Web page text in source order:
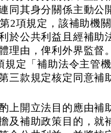
同其身分關係主動公
2項規定，該補助機
於公共利益且經補助
理由，俾利外界監督
規定「補助法令主管
三款規定核定同意補
上開立法目的應由補
及補助政策目的，就